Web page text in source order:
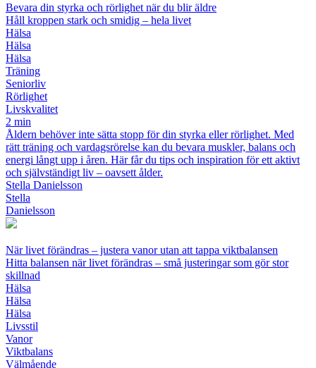
Bevara din styrka och rörlighet när du blir äldre
Håll kroppen stark och smidig – hela livet
Hälsa
Hälsa
Hälsa
Träning
Seniorliv
Rörlighet
Livskvalitet
2 min
Åldern behöver inte sätta stopp för din styrka eller rörlighet. Med
rätt träning och vardagsrörelse kan du bevara muskler, balans och
energi långt upp i åren. Här får du tips och inspiration för ett aktivt
och självständigt liv – oavsett ålder.
Stella Danielsson
Stella
Danielsson
När livet förändras – justera vanor utan att tappa viktbalansen
Hitta balansen när livet förändras – små justeringar som gör stor
skillnad
Hälsa
Hälsa
Hälsa
Livsstil
Vanor
Viktbalans
Välmående